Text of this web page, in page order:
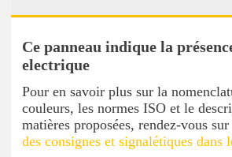
Ce panneau indique la
electrique
Pour en savoir plus sur la
couleurs, les normes ISO et le
matières proposées, rendez-vous sur
des consignes et signalétiques dans